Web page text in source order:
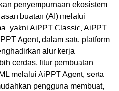
penyempurnaan ekosistem
buatan (AI) melalui
yakni AiPPT Classic, AiPPT
Agent, dalam satu platform
alur kerja
cerdas, fitur pembuatan
melalui AiPPT Agent, serta
pengguna membuat,